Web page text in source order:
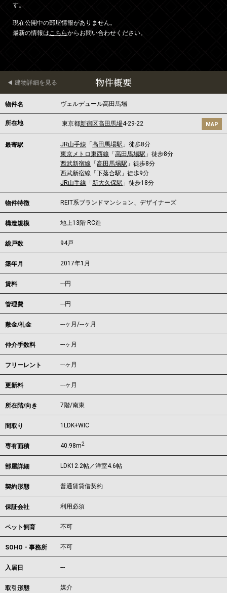
す。
現在公開中の部屋情報がありません。
最新の情報はこちらからお問い合わせください。
物件概要
建物詳細を見る
物件名 ヴェルデュール高田馬場
所在地 東京都新宿区高田馬場4-29-22 MAP
最寄駅 JR山手線 「高田馬場駅 」徒歩8分
東京メトロ東西線 「高田馬場駅 」徒歩8分
西武新宿線 「高田馬場駅 」徒歩8分
西武新宿線 「下落合駅 」徒歩9分
JR山手線 「新大久保駅 」徒歩18分
物件特徴 REIT系ブランドマンション、デザイナーズ
構造規模 地上13階 RC造
総戸数 94戸
築年月 2017年1月
賃料 ---円
管理費 ---円
敷金/礼金 ---ヶ月/---ヶ月
仲介手数料 ---ヶ月
フリーレント ---ヶ月
更新料 ---ヶ月
所在階/向き 7階/南東
間取り 1LDK+WIC
専有面積 40.98m2
部屋詳細 LDK12.2帖／洋室4.6帖
契約形態 普通賃貸借契約
保証会社 利用必須
ペット飼育 不可
SOHO・事務所 不可
入居日 ---
取引形態 媒介